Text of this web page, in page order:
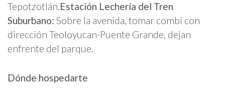
Tepotzotlán.Estación Lechería del Tren
Suburbano: Sobre la avenida, tomar combi con
dirección Teoloyucan-Puente Grande, dejan
enfrente del parque.
Dónde hospedarte